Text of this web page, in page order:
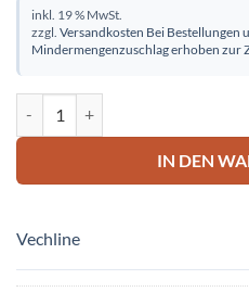
inkl. 19 % MwSt.
zzgl. Versandkosten Bei Bestellungen
Mindermengenzuschlag erhoben zur
IN DEN
Vechline